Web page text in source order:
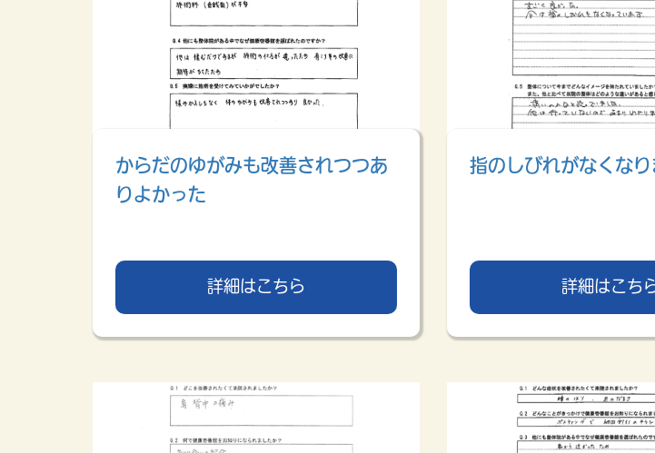
からだのゆがみも改善されつつあ
りよかった
詳細はこちら
指のしびれがなくなり
詳細はこち